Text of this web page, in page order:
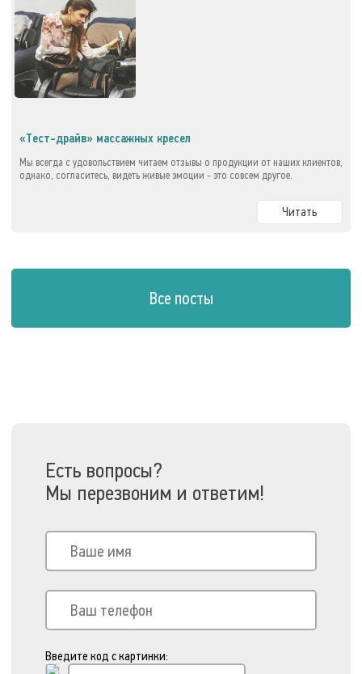
«Тест-драйв» массажных кресел
Мы всегда с удовольствием читаем отзывы о продукции от наших клиентов,
однако, согласитесь, видеть живые эмоции - это совсем другое.
Читать
Все посты
Есть вопросы?
Мы перезвоним и ответим!
Введите код с картинки: